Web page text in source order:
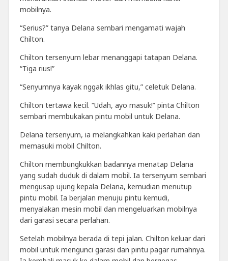
mobilnya.
“Serius?” tanya Delana sembari mengamati wajah
Chilton.
Chilton tersenyum lebar menanggapi tatapan Delana.
“Tiga rius!”
“Senyumnya kayak nggak ikhlas gitu,” celetuk Delana.
Chilton tertawa kecil. “Udah, ayo masuk!” pinta Chilton
sembari membukakan pintu mobil untuk Delana.
Delana tersenyum, ia melangkahkan kaki perlahan dan
memasuki mobil Chilton.
Chilton membungkukkan badannya menatap Delana
yang sudah duduk di dalam mobil. Ia tersenyum sembari
mengusap ujung kepala Delana, kemudian menutup
pintu mobil. Ia berjalan menuju pintu kemudi,
menyalakan mesin mobil dan mengeluarkan mobilnya
dari garasi secara perlahan.
Setelah mobilnya berada di tepi jalan. Chilton keluar dari
mobil untuk mengunci garasi dan pintu pagar rumahnya.